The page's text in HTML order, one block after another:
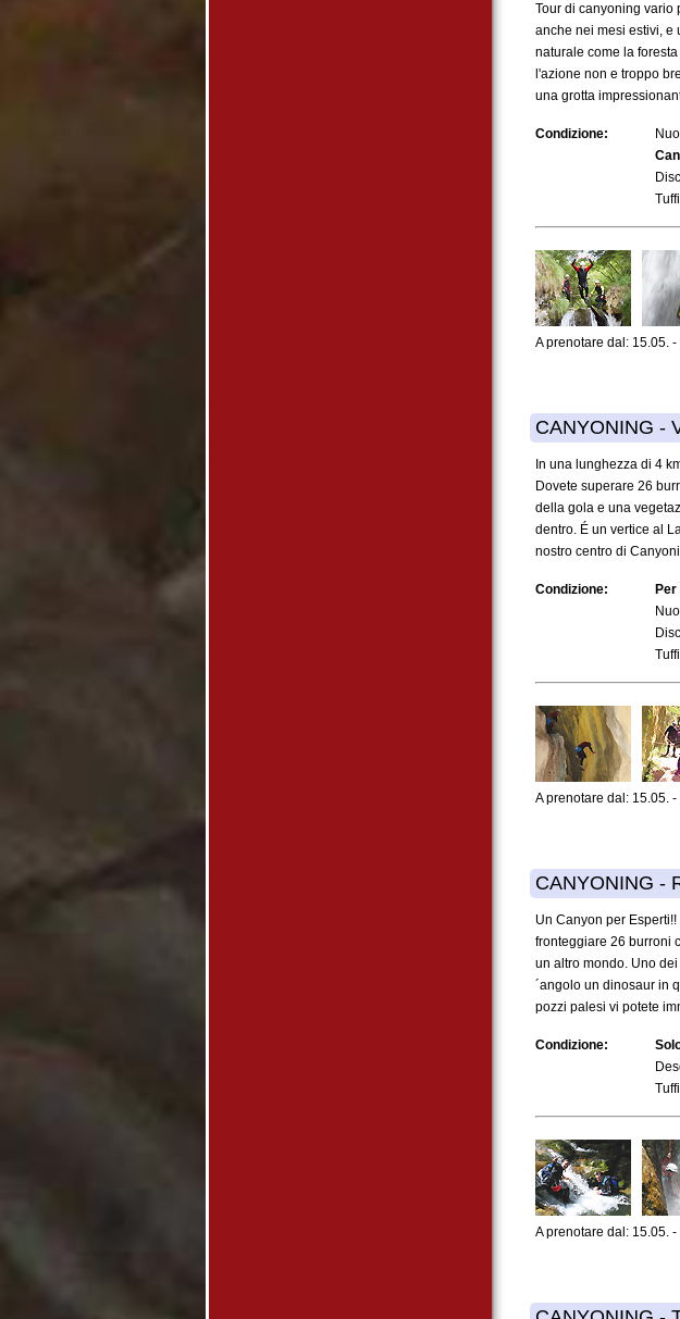
Tour di canyoning vario
anche nei mesi estivi, e
naturale come la
l'azione non e troppo
una grotta
Condizione:
A prenotare dal: 15.05. -
CANYONING -
In una lunghezza di 4
Dovete superare 26
della gola e una
dentro. É un vertice al
nostro centro di
Condizione:
A prenotare dal: 15.05.
CANYONING -
Un Canyon per
fronteggiare 26 burroni
un altro mondo. Uno
´angolo un dinosaur in
pozzi palesi vi potete
Condizione:
A prenotare dal: 15.05.